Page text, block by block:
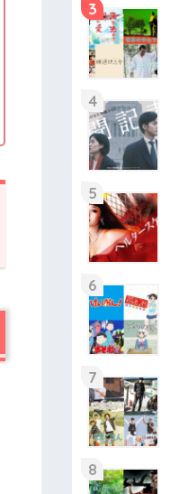
3
4
5
6
7
8